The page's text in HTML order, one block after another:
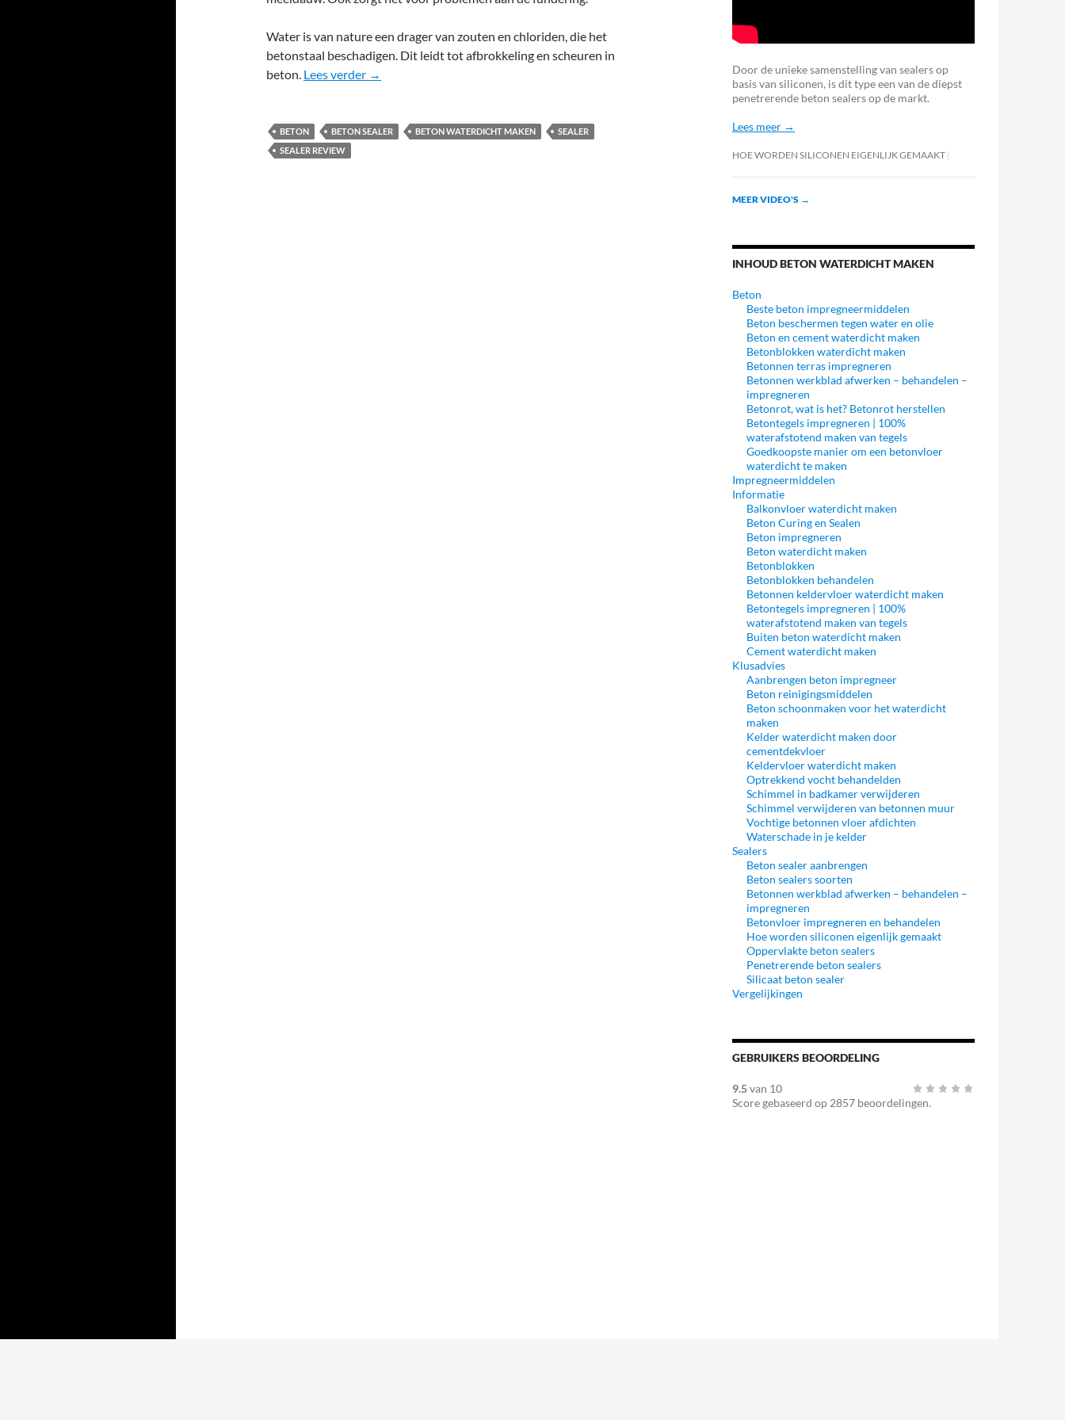
Water is van nature een drager van zouten en chloriden, die het
betonstaal beschadigen. Dit leidt tot afbrokkeling en scheuren in
beton. Lees verder Beton waterdicht maken
→
BETON BETON SEALER BETON WATERDICHT MAKEN
SEALER
SEALER REVIEW
Door de unieke samenstelling van sealers op
basis van siliconen, is dit type een van de diepst
penetrerende beton sealers op de markt.
Lees meer →
HOE WORDEN SILICONEN EIGENLIJK GEMAAKT
MEER VIDEO'S →
INHOUD BETON WATERDICHT MAKEN
Beton
Beste beton impregneermiddelen
Beton beschermen tegen water en olie
Beton en cement waterdicht maken
Betonblokken waterdicht maken
Betonnen terras impregneren
Betonnen werkblad afwerken – behandelen –
impregneren
Betonrot, wat is het? Betonrot herstellen
Betontegels impregneren | 100%
waterafstotend maken van tegels
Goedkoopste manier om een betonvloer
waterdicht te maken
Impregneermiddelen
Informatie
Balkonvloer waterdicht maken
Beton Curing en Sealen
Beton impregneren
Beton waterdicht maken
Betonblokken
Betonblokken behandelen
Betonnen keldervloer waterdicht maken
Betontegels impregneren | 100%
waterafstotend maken van tegels
Buiten beton waterdicht maken
Cement waterdicht maken
Klusadvies
Aanbrengen beton impregneer
Beton reinigingsmiddelen
Beton schoonmaken voor het waterdicht
maken
Kelder waterdicht maken door
cementdekvloer
Keldervloer waterdicht maken
Optrekkend vocht behandelden
Schimmel in badkamer verwijderen
Schimmel verwijderen van betonnen muur
Vochtige betonnen vloer afdichten
Waterschade in je kelder
Sealers
Beton sealer aanbrengen
Beton sealers soorten
Betonnen werkblad afwerken – behandelen –
impregneren
Betonvloer impregneren en behandelen
Hoe worden siliconen eigenlijk gemaakt
Oppervlakte beton sealers
Penetrerende beton sealers
Silicaat beton sealer
Vergelijkingen
GEBRUIKERS BEOORDELING
9.5van 10
Score gebaseerd op 2857 beoordelingen.